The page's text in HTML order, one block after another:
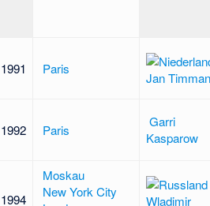
1991 Paris
Jan Timman
1992 Paris
Garri
Kasparow
1994
Moskau
New York City
Wladimir